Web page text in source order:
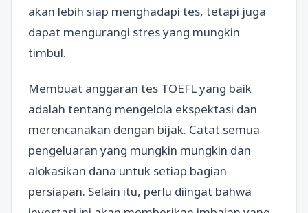
akan lebih siap menghadapi tes, tetapi juga
dapat mengurangi stres yang mungkin
timbul.
Membuat anggaran tes TOEFL yang baik
adalah tentang mengelola ekspektasi dan
merencanakan dengan bijak. Catat semua
pengeluaran yang mungkin mungkin dan
alokasikan dana untuk setiap bagian
persiapan. Selain itu, perlu diingat bahwa